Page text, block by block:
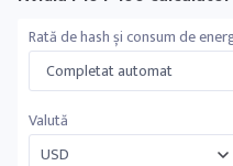
Rată de hash și consum de
Completat automat
Valută